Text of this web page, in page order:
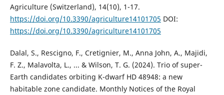
Agriculture (Switzerland), 14(10), 1-17.
https://doi.org/10.3390/agriculture14101705 DOI:
https://doi.org/10.3390/agriculture14101705
Dalal, S., Rescigno, F., Cretignier, M., Anna John, A., Majidi,
F. Z., Malavolta, L., ... & Wilson, T. G. (2024). Trio of super-
Earth candidates orbiting K-dwarf HD 48948: a new
habitable zone candidate. Monthly Notices of the Royal